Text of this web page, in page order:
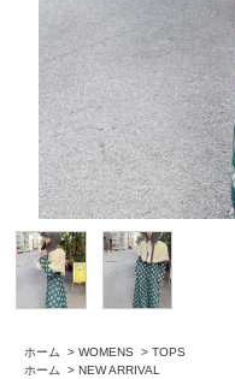
ホーム > WOMENS > TOPS
ホーム
> NEW ARRIVAL